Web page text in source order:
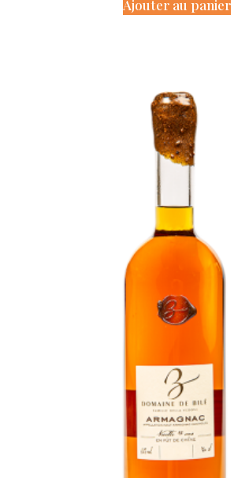
Ajouter au panier